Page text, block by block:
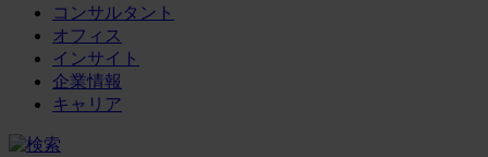
コンサルタント
オフィス
インサイト
企業情報
キャリア